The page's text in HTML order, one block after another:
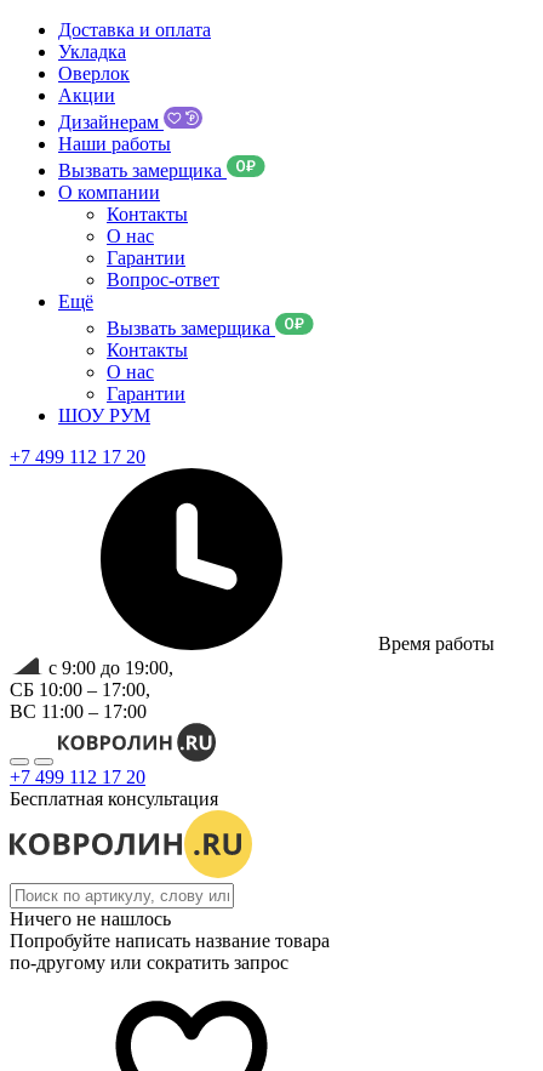
Доставка и оплата
Укладка
Оверлок
Акции
Дизайнерам
Наши работы
Вызвать замерщика
О компании
Контакты
О нас
Гарантии
Вопрос-ответ
Ещё
Вызвать замерщика
Контакты
О нас
Гарантии
ШОУ РУМ
+7 499 112 17 20
Время работы
с 9:00 до 19:00,
СБ 10:00 – 17:00,
ВС 11:00 – 17:00
+7 499 112 17 20
Бесплатная консультация
Ничего не нашлось
Попробуйте написать название товара
по-другому или сократить запрос